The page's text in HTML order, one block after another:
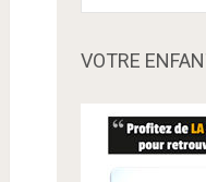
VOTRE